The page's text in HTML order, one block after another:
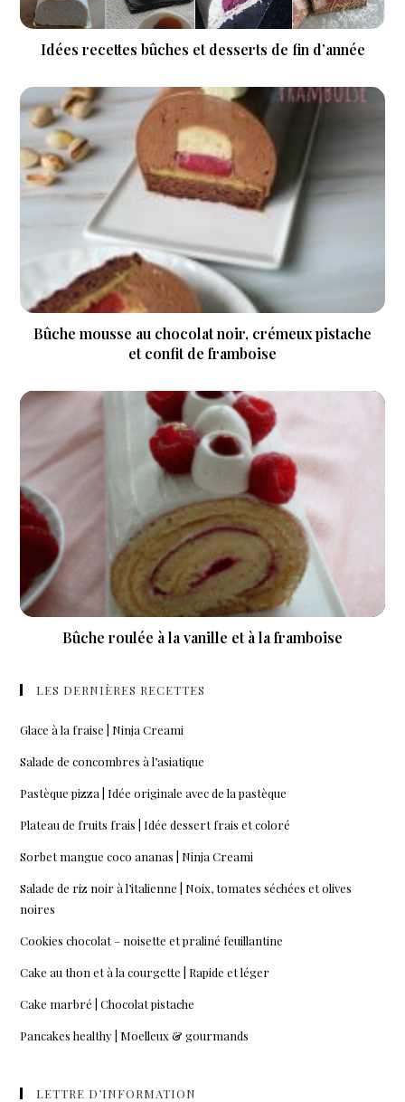
Idées recettes bûches et desserts de fin d’année
Bûche mousse au chocolat noir, crémeux pistache
et confit de framboise
Bûche roulée à la vanille et à la framboise
LES DERNIÈRES RECETTES
Glace à la fraise | Ninja Creami
Salade de concombres à l’asiatique
Pastèque pizza | Idée originale avec de la pastèque
Plateau de fruits frais | Idée dessert frais et coloré
Sorbet mangue coco ananas | Ninja Creami
Salade de riz noir à l’italienne | Noix, tomates séchées et olives
noires
Cookies chocolat – noisette et praliné feuillantine
Cake au thon et à la courgette | Rapide et léger
Cake marbré | Chocolat pistache
Pancakes healthy | Moelleux & gourmands
LETTRE D’INFORMATION